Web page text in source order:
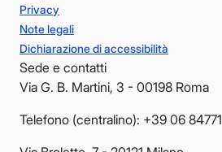
Privacy
Note legali
Dichiarazione di accessibilità
Sede e contatti
Via G. B. Martini, 3 - 00198 Roma
Telefono (centralino): +39 06 84771